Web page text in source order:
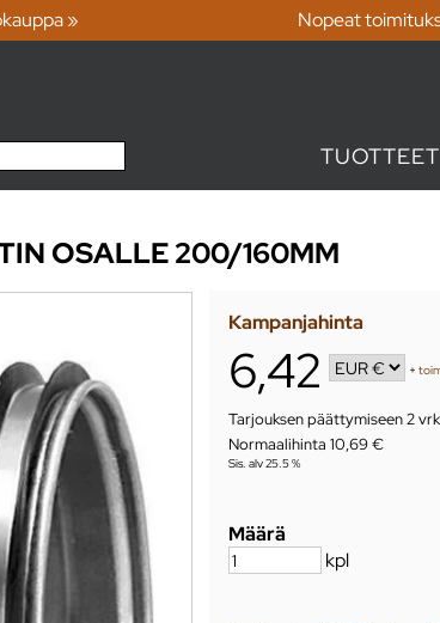
» Nopeat
TUOTTEET
OSALLE 200/160MM
Kampanjahinta
6,42 +
Tarjouksen päättymiseen2
Normaalihinta 10,69 €
Sis. alv 25.5 %
Määrä
kpl